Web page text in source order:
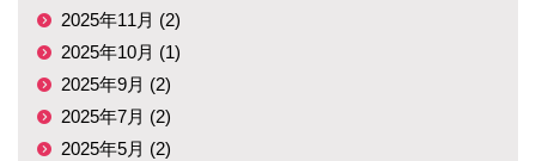
2025年11月 (2)
2025年10月 (1)
2025年9月 (2)
2025年7月 (2)
2025年5月 (2)